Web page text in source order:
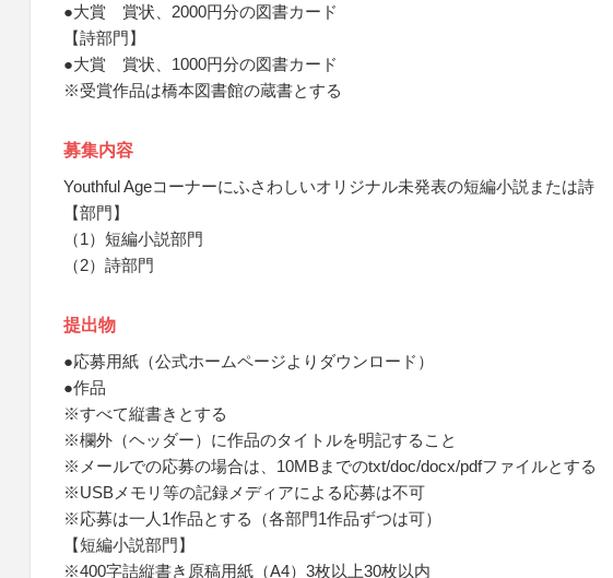
●大賞 賞状、2000円分の図書カード
【詩部門】
●大賞 賞状、1000円分の図書カード
※受賞作品は橋本図書館の蔵書とする
募集内容
Youthful Ageコーナーにふさわしいオリジナル未発表の短編小説または詩
【部門】
（1）短編小説部門
（2）詩部門
提出物
●応募用紙（公式ホームページよりダウンロード）
●作品
※すべて縦書きとする
※欄外（ヘッダー）に作品のタイトルを明記すること
※メールでの応募の場合は、10MBまでのtxt/doc/docx/pdfファイルとする
※USBメモリ等の記録メディアによる応募は不可
※応募は一人1作品とする（各部門1作品ずつは可）
【短編小説部門】
※400字詰縦書き原稿用紙（A4）3枚以上30枚以内